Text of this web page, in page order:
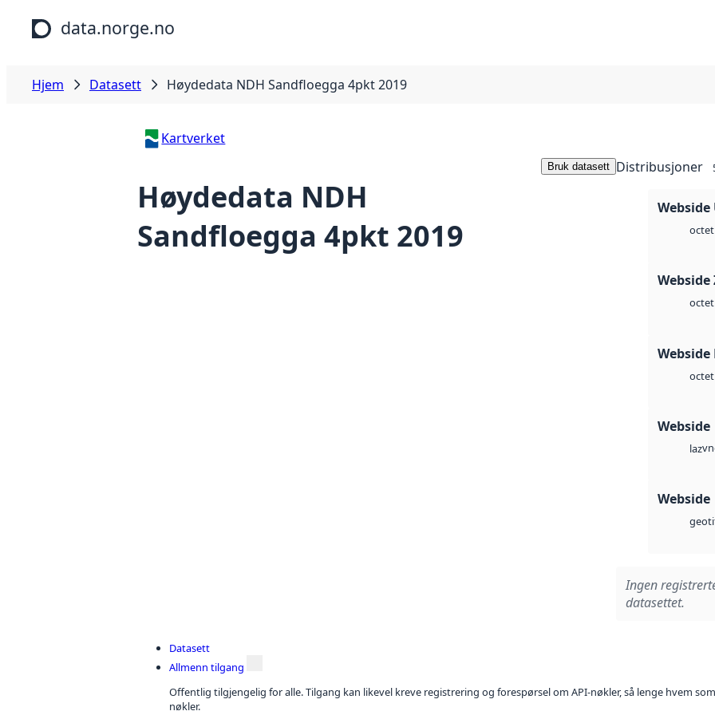
Hopp til hovedinnhold
data.norge.no
Hjem Datasett Høydedata NDH Sandfloegga 4pkt 2019
Kartverket
Høydedata NDH
Sandfloegga 4pkt 2019
Bruk datasett Distribusjoner
Webside
octet
Webside
octet
Webside
octet
Webside
laz
Webside
Ingen
datasettet.
Datasett
Allmenn tilgang
Offentlig tilgjengelig for alle. Tilgang kan likevel kreve registrering og forespørsel om API-nøkler, så lenge hvem
nøkler.